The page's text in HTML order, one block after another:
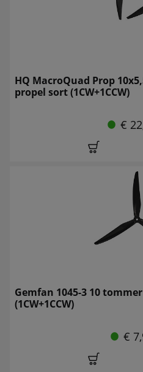
HQ MacroQuad Prop
propel sort (1CW+1CCW)
€
Gemfan 1045-3 10
(1CW+1CCW)
€